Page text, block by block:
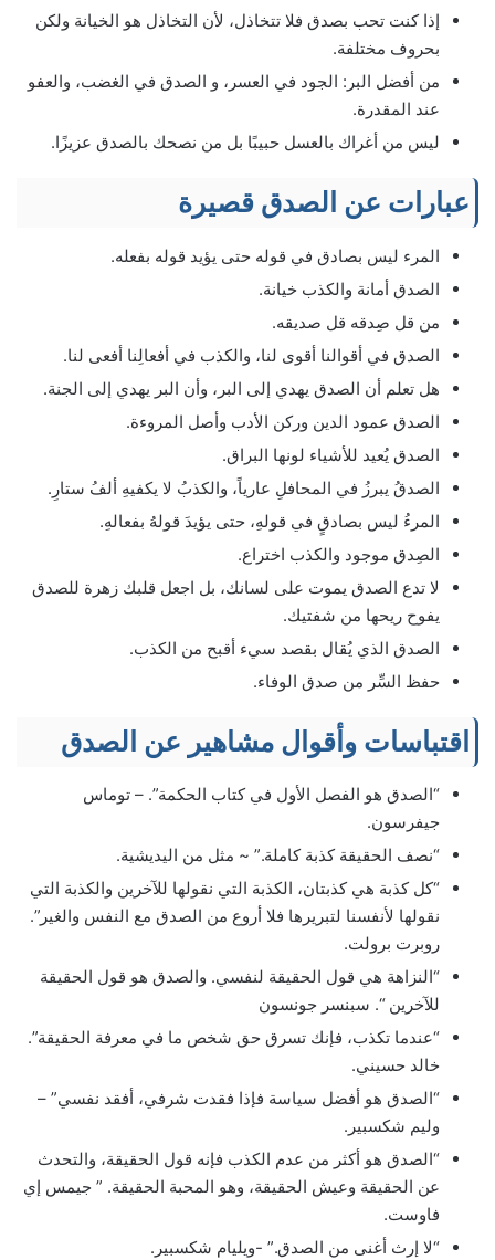
إذا كنت تحب بصدق فلا تتخاذل، لأن التخاذل هو الخيانة ولكن
بحروف مختلفة.
من أفضل البر: الجود في العسر، و الصدق في الغضب، والعفو
عند المقدرة.
ليس من أغراك بالعسل حبيبًا بل من نصحك بالصدق عزيزًا.
عبارات عن الصدق قصيرة
المرء ليس بصادق في قوله حتى يؤيد قوله بفعله.
الصدق أمانة والكذب خيانة.
من قل صِدقه قل صديقه.
الصدق في أقوالنا أقوى لنا، والكذب في أفعالِنا أفعى لنا.
هل تعلم أن الصدق يهدي إلى البر، وأن البر يهدي إلى الجنة.
الصدق عمود الدين وركن الأدب وأصل المروءة.
الصدق يُعيد للأشياء لونها البراق.
الصدقُ يبرزُ في المحافلِ عارياً، والكذبُ لا يكفيهِ ألفُ ستارِ.
المرءُ ليس بصادقٍ في قولهِ، حتى يؤيدَ قولهُ بفعالهِ.
الصِدق موجود والكذب اختراع.
لا تدع الصدق يموت على لسانك، بل اجعل قلبك زهرة للصدق
يفوح ريحها من شفتيك.
الصدق الذي يُقال بقصد سيء أقبح من الكذب.
حفظ السِّر من صدق الوفاء.
اقتباسات وأقوال مشاهير عن الصدق
“الصدق هو الفصل الأول في كتاب الحكمة”. – توماس
جيفرسون.
“نصف الحقيقة كذبة كاملة.” ~ مثل من اليديشية.
“كل كذبة هي كذبتان، الكذبة التي نقولها للآخرين والكذبة التي
نقولها لأنفسنا لتبريرها فلا أروع من الصدق مع النفس والغير”.
روبرت برولت.
“النزاهة هي قول الحقيقة لنفسي. والصدق هو قول الحقيقة
للآخرين “. سبنسر جونسون
“عندما تكذب، فإنك تسرق حق شخص ما في معرفة الحقيقة”.
خالد حسيني.
“الصدق هو أفضل سياسة فإذا فقدت شرفي، أفقد نفسي” –
وليم شكسبير.
“الصدق هو أكثر من عدم الكذب فإنه قول الحقيقة، والتحدث
عن الحقيقة وعيش الحقيقة، وهو المحبة الحقيقة. ” جيمس إي
فاوست.
“لا إرث أغنى من الصدق.” -ويليام شكسبير.